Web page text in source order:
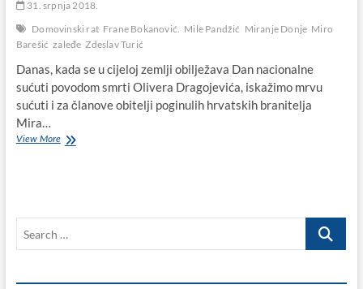
31. srpnja 2018.
Domovinski rat Frane Bokanović. Mile Pandžić Miranje Donje Miro
Barešić zaleđe Zdeslav Turić
Danas, kada se u cijeloj zemlji obilježava Dan nacionalne
sućuti povodom smrti Olivera Dragojevića, iskažimo mrvu
sućuti i za članove obitelji poginulih hrvatskih branitelja
Mira…
View MoreNa
zaleđu
Miro
Search